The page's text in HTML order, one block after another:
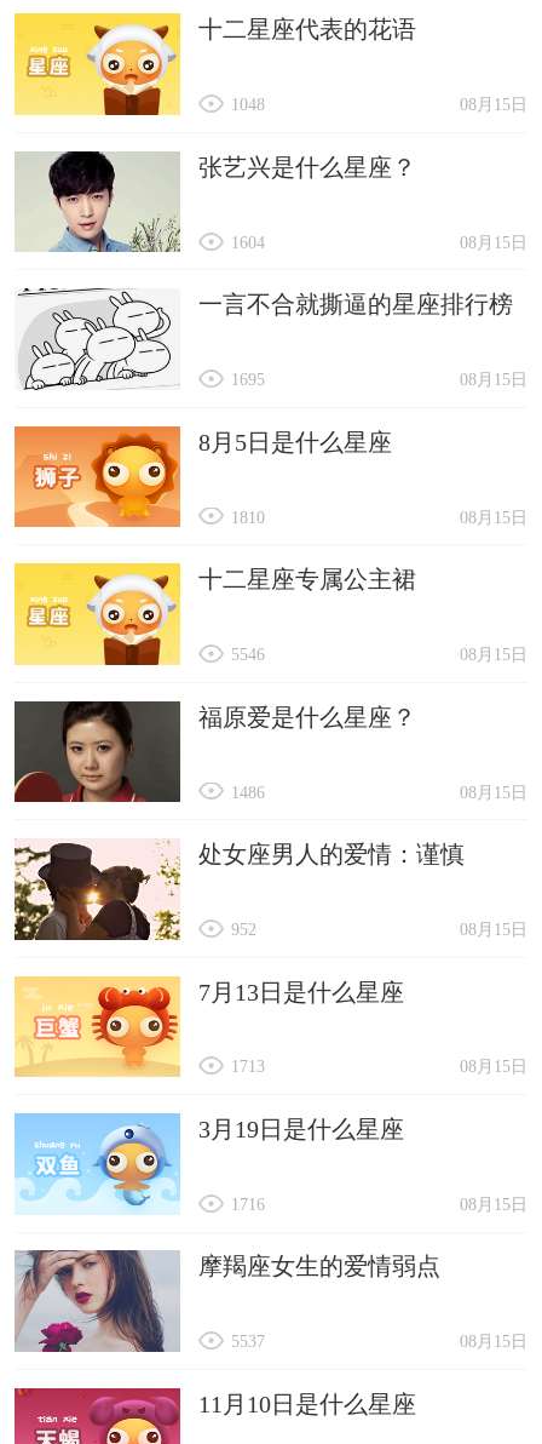
十二星座代表的花语
08月15日
1048
张艺兴是什么星座？
08月15日
1604
一言不合就撕逼的星座排行榜
08月15日
1695
8月5日是什么星座
08月15日
1810
十二星座专属公主裙
08月15日
5546
福原爱是什么星座？
08月15日
1486
处女座男人的爱情：谨慎
08月15日
952
7月13日是什么星座
08月15日
1713
3月19日是什么星座
08月15日
1716
摩羯座女生的爱情弱点
08月15日
5537
11月10日是什么星座